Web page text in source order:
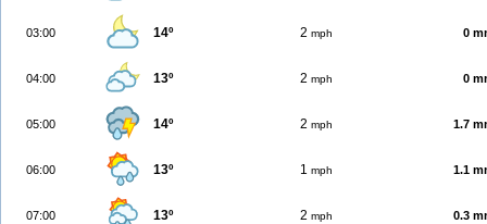
03:00 14º 2 mph 0
04:00 13º 2 mph 0
05:00 14º 2 mph 1.7
06:00 13º 1 mph 1.1
07:00 13º 2 mph 0.3